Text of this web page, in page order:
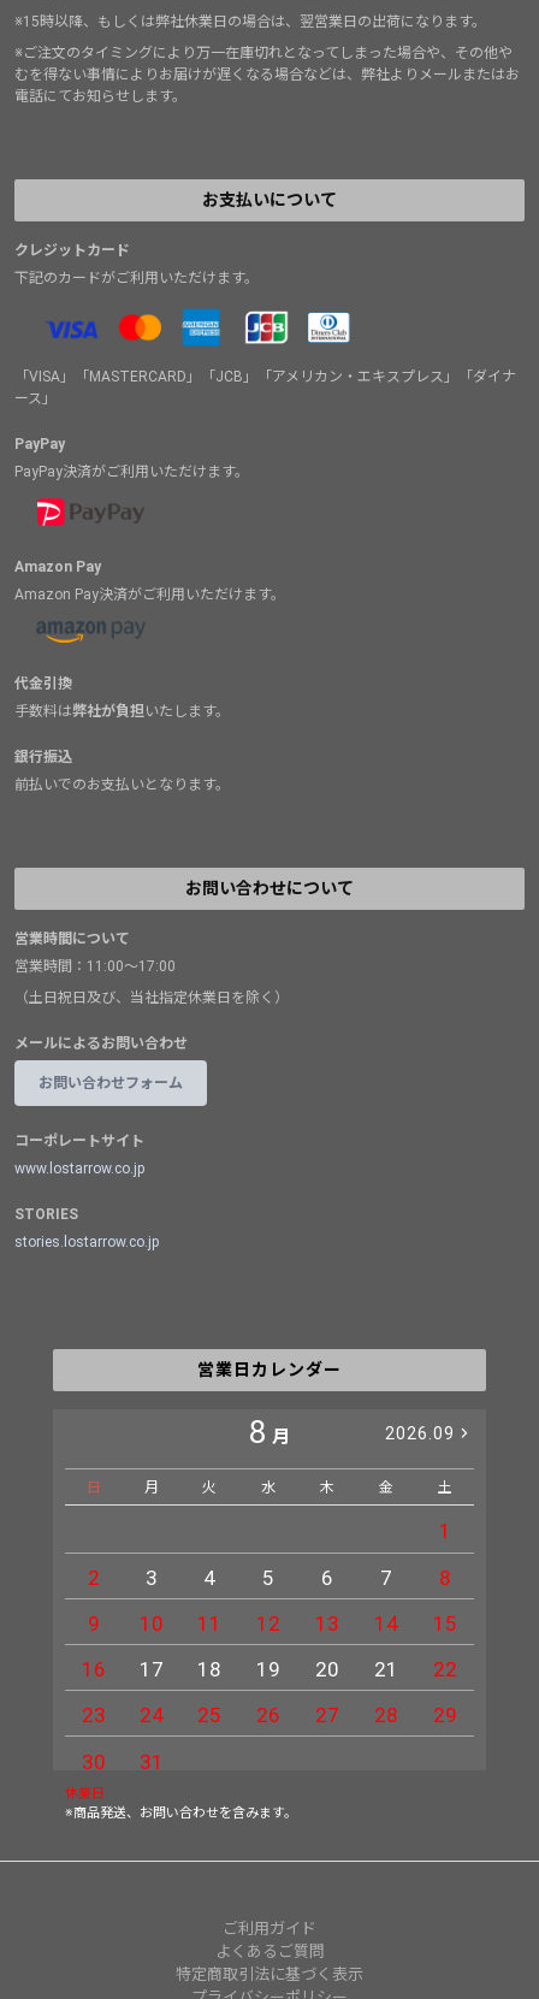
※15時以降、もしくは弊社休業日の場合は、翌営業日の出荷になります。
※ご注文のタイミングにより万一在庫切れとなってしまった場合や、その他や
むを得ない事情によりお届けが遅くなる場合などは、弊社よりメールまたはお
電話にてお知らせします。
お支払いについて
クレジットカード
下記のカードがご利用いただけます。
「VISA」「MASTERCARD」「JCB」「アメリカン・エキスプレス」「ダイナ
ース」
PayPay
PayPay決済がご利用いただけます。
Amazon Pay
Amazon Pay決済がご利用いただけます。
代金引換
手数料は弊社が負担 いたします。
銀行振込
前払いでのお支払いとなります。
お問い合わせについて
営業時間について
営業時間：11:00～17:00
（土日祝日及び、当社指定休業日を除く）
メールによるお問い合わせ
お問い合わせフォーム
コーポレートサイト
www.lostarrow.co.jp
STORIES
stories.lostarrow.co.jp
営業日カレンダー
8 月 2026.09
日 月 火 水 木 金 土
1
2
3 4 5 6 7
8
9
10 11 12 13 14
15
16
17 18 19 20 21
22
23
24 25 26 27 28
29
30
31
休業日
※商品発送、お問い合わせを含みます。
ご利用ガイド
よくあるご質問
特定商取引法に基づく表示